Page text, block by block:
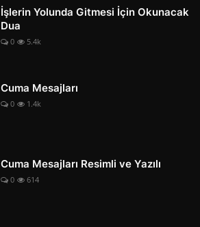
İşlerin Yolunda Gitmesi İçin Okunacak
Dua
0 5.4k
Cuma Mesajları
0 1.4k
Cuma Mesajları Resimli ve Yazılı
0 614